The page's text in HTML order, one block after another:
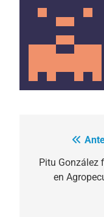
de
entradas
Pitu González
en